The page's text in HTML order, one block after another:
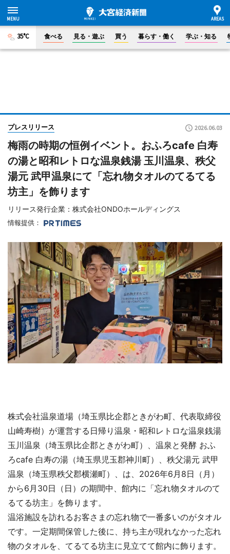
35°C 食べる 見る・遊ぶ 買う 暮らす・働く 学ぶ・知る
プレスリリース 2026.06.03
梅雨の時期の恒例イベント。おふろcafe 白寿
の湯と昭和レトロな温泉銭湯 玉川温泉、秩父
湯元 武甲温泉にて「忘れ物タオルのてるてる
坊主」を飾ります
リリース発行企業：株式会社ONDOホールディングス
情報提供：
株式会社温泉道場（埼玉県比企郡ときがわ町、代表取締役
山崎寿樹）が運営する日帰り温泉・昭和レトロな温泉銭湯
玉川温泉（埼玉県比企郡ときがわ町）、温泉と発酵 おふ
ろcafe 白寿の湯（埼玉県児玉郡神川町）、秩父湯元 武甲
温泉（埼玉県秩父郡横瀬町）、は、2026年6月8日（月）
から6月30日（日）の期間中、館内に「忘れ物タオルのて
るてる坊主」を飾ります。
温浴施設を訪れるお客さまの忘れ物で一番多いのがタオル
です。一定期間保管した後に、持ち主が現れなかった忘れ
物のタオルを、てるてる坊主に見立てて館内に飾ります。